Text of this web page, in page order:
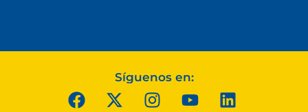
Síguenos en: